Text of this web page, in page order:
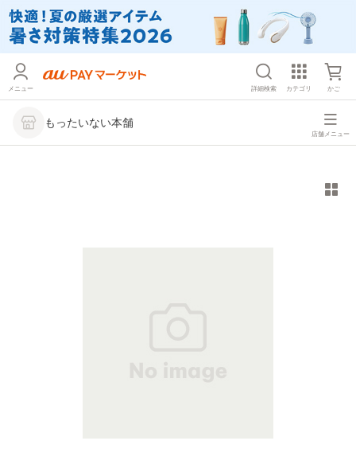
メニュー 詳細検索 カテゴリ かご
もったいない本舗
店舗メニュー